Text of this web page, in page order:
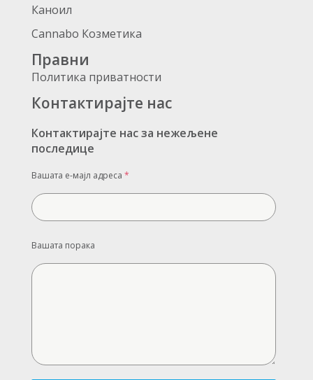
Каноил
Cannabo Козметика
Правни
Политика приватности
Контактирајте нас
Контактирајте нас за нежељене
последице
Вашата е-мајл адреса *
Вашата порака